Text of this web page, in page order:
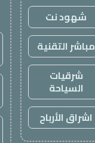
شهود نت
مباشر التقنية
شرقيات
السياحة
اشراق الأرباح